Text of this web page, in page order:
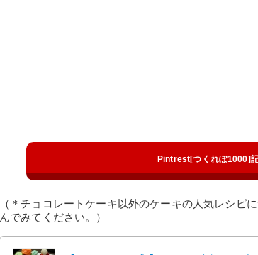
Pintrest[つくれぽ1000]
（＊チョコレートケーキ以外のケーキの人気レシピ
んでみてください。）